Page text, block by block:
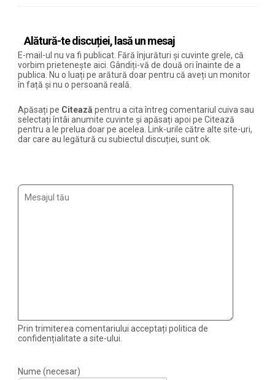
Alătură-te discuției, lasă un mesaj
E-mail-ul nu va fi publicat. Fără înjurături și cuvinte grele, că
vorbim prietenește aici. Gândiți-vă de două ori înainte de a
publica. Nu o luați pe arătură doar pentru că aveți un monitor
în față și nu o persoană reală.
Apăsați pe Citează pentru a cita întreg comentariul cuiva sau
selectați întâi anumite cuvinte și apăsați apoi pe Citează
pentru a le prelua doar pe acelea. Link-urile către alte site-uri,
dar care au legătură cu subiectul discuției, sunt ok.
Prin trimiterea comentariului acceptați politica de
confidențialitate a site-ului.
Nume (necesar)